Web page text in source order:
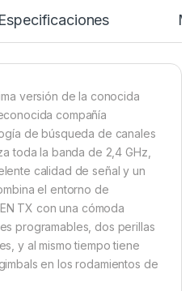
Especificaciones
versión de la conocida
compañía
de búsqueda de canales
toda la banda de 2,4 GHz,
calidad de señal y un
el entorno de
TX con una cómoda
programables, dos perillas
y al mismo tiempo tiene
en los rodamientos de